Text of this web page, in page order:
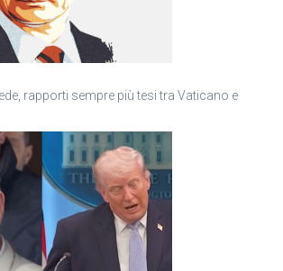
rapporti sempre più tesi tra Vaticano e